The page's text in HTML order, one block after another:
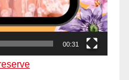
00:31